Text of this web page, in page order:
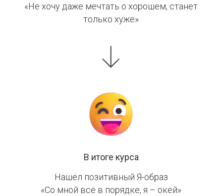
«Не хочу даже мечтать о хорошем, станет
только хуже»
В итоге курса
Нашёл позитивный Я-образ
«Со мной всё в порядке, я – окей»